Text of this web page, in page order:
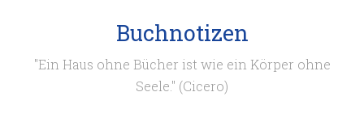
Buchnotizen
"Ein Haus ohne Bücher ist wie ein Körper ohne
Seele." (Cicero)